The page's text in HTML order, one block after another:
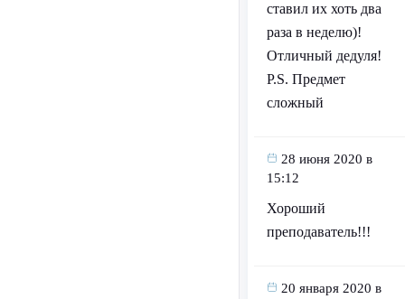
ставил их хоть два
раза в неделю)!
Отличный дедуля!
P.S. Предмет
сложный
28 июня 2020 в
15:12
Хороший
преподаватель!!!
20 января 2020 в